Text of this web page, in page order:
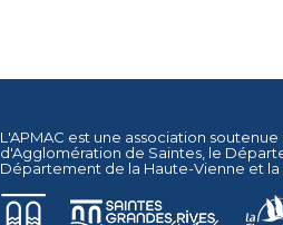
L'APMAC est une association soutenue
d'Agglomération de Saintes , le
Département de la Haute-Vienne et la